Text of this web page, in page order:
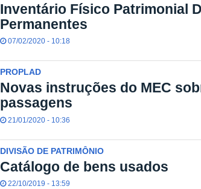
Inventário Físico Patrimonial
Permanentes
07/02/2020 - 10:18
PROPLAD
Novas instruções do MEC
passagens
21/01/2020 - 10:36
DIVISÃO DE PATRIMÔNIO
Catálogo de bens usados
22/10/2019 - 13:59